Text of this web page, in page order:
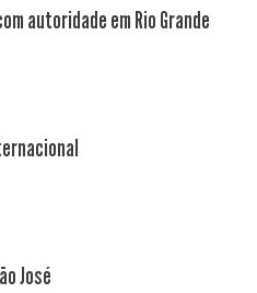
autoridade em Rio Grande
José